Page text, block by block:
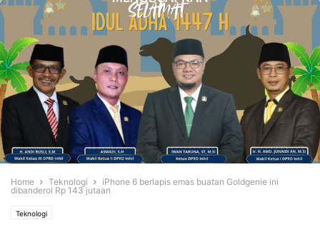
Home Teknologi
iPhone 6 berlapis emas buatan Goldgenie ini
dibanderol Rp 143 jutaan
Teknologi